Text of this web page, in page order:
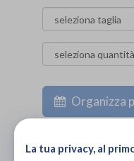
Organizza
Scarica il
La tua privacy, al